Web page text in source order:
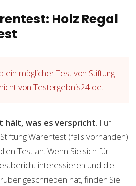
Holz Regal
ein möglicher Test von Stiftung
von Testergebnis24.de.
hält, was es verspricht. Für
Warentest (falls vorhanden)
Test an. Wenn Sie sich für
interessieren und die
geschrieben hat, finden Sie